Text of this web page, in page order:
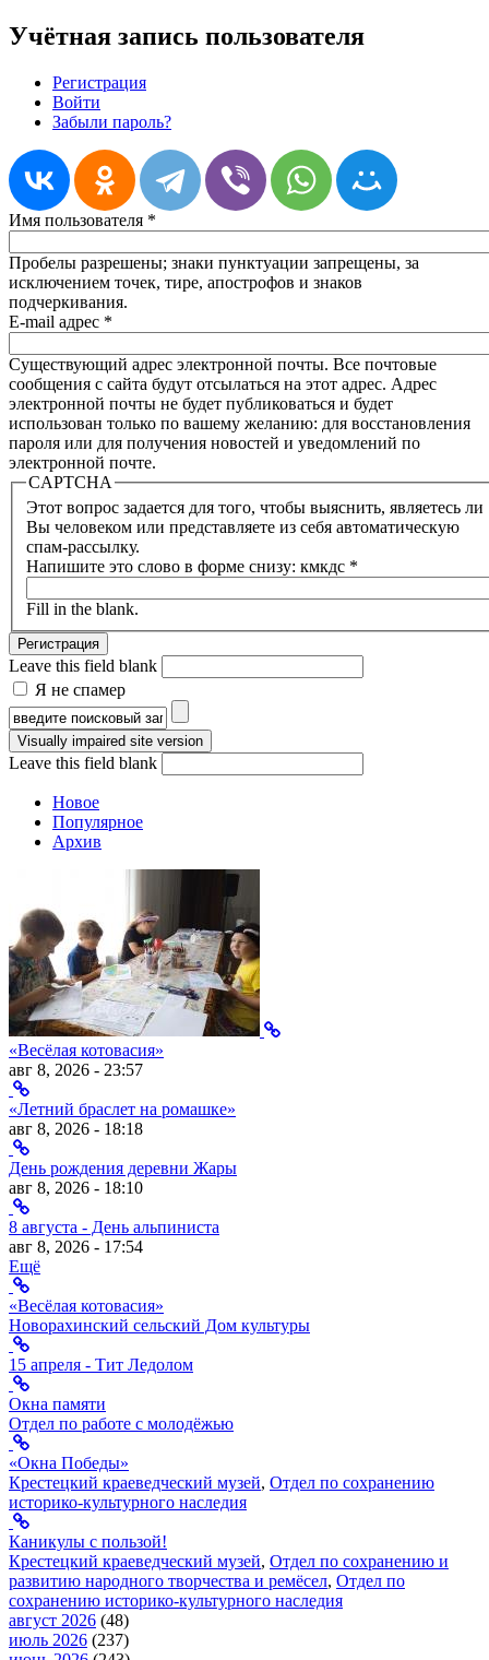
Учётная запись пользователя
Главные вкладки
Регистрация
Войти
Забыли пароль?
Имя пользователя *
Пробелы разрешены; знаки пунктуации запрещены, за
исключением точек, тире, апострофов и знаков
подчеркивания.
E-mail адрес *
Существующий адрес электронной почты. Все почтовые
сообщения с сайта будут отсылаться на этот адрес. Адрес
электронной почты не будет публиковаться и будет
использован только по вашему желанию: для восстановления
пароля или для получения новостей и уведомлений по
электронной почте.
CAPTCHA
Этот вопрос задается для того, чтобы выяснить, являетесь ли
Вы человеком или представляете из себя автоматическую
спам-рассылку.
Напишите это слово в форме снизу: кмкдс *
Fill in the blank.
Leave this field blank
Я не спамер
Я спамер
Форма поиска
Leave this field blank
Новое
Популярное
Архив
«Весёлая котовасия»
авг 8, 2026 - 23:57
«Летний браслет на ромашке»
авг 8, 2026 - 18:18
День рождения деревни Жары
авг 8, 2026 - 18:10
8 августа - День альпиниста
авг 8, 2026 - 17:54
Ещё
«Весёлая котовасия»
Новорахинский сельский Дом культуры
15 апреля - Тит Ледолом
Окна памяти
Отдел по работе с молодёжью
«Окна Победы»
Крестецкий краеведческий музей, Отдел по сохранению
историко-культурного наследия
Каникулы с пользой!
Крестецкий краеведческий музей, Отдел по сохранению и
развитию народного творчества и ремёсел, Отдел по
сохранению историко-культурного наследия
август 2026 (48)
июль 2026 (237)